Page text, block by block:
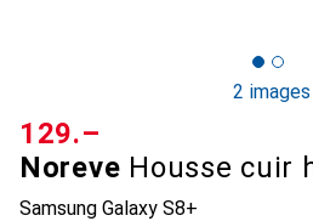
2 images
Noreve Housse cuir
Samsung Galaxy S8+
CHF
129.–